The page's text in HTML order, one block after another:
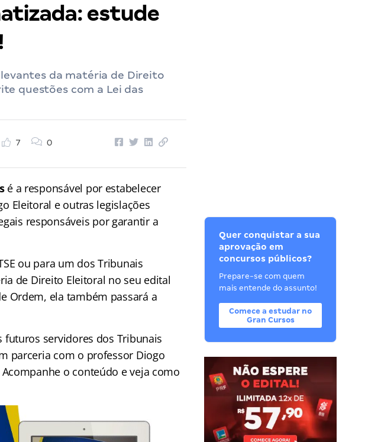
estude
da matéria de Direito
questões com a Lei das
7 0
é a responsável por estabelecer
Eleitoral e outras legislações
responsáveis por garantir a
ou para um dos Tribunais
de Direito Eleitoral no seu edital
Ordem, ela também passará a
futuros servidores dos Tribunais
parceria com o professor Diogo
o conteúdo e veja como
Quer conquistar a sua
aprovação em
concursos públicos?
Prepare-se com quem
mais entende do assunto!
Comece a estudar no
Gran Cursos